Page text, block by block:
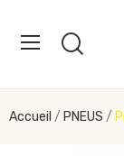
Accueil PNEUS